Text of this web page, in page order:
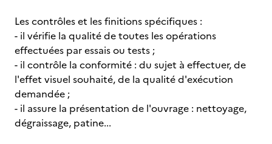
Les contrôles et les finitions spécifiques :
- il vérifie la qualité de toutes les opérations
effectuées par essais ou tests ;
- il contrôle la conformité : du sujet à effectuer, de
l'effet visuel souhaité, de la qualité d'exécution
demandée ;
- il assure la présentation de l'ouvrage : nettoyage,
dégraissage, patine...